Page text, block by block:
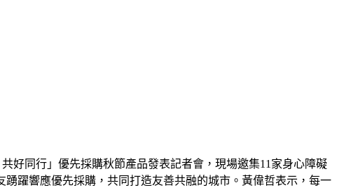
好同行」優先採購秋節產品發表記者會，現場邀集11家身心障礙
躍響應優先採購，共同打造友善共融的城市。黃偉哲表示，每一